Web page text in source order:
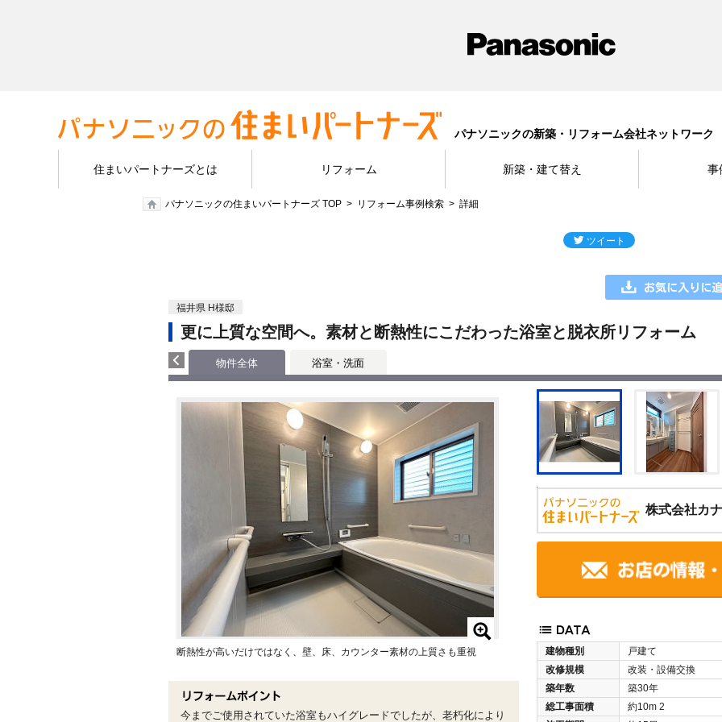
パナソニックの新築・リフォーム会社ネットワーク
住まいパートナーズとは リフォーム 新築・建て替え 事
パナソニックの住まいパートナーズ TOP リフォーム事例検索 詳細
福井県 H様邸
更に上質な空間へ。素材と断熱性にこだわった浴室と脱衣所リフォーム
物件全体 浴室・洗面
株式会社カ
建物種別
戸建て
改修規模
改装・設備交換
築年数
築30年
総工事面積
約10m 2
断熱性が高いだけではなく、壁、床、カウンター素材の上質さも重視
今までご使用されていた浴室もハイグレードでしたが、老朽化により